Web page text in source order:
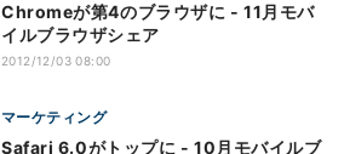
Chromeが第4のブラウザに - 11月モバ
イルブラウザシェア
2012/12/03 08:00
マーケティング
Safari 6.0がトップに - 10月モバイルブ